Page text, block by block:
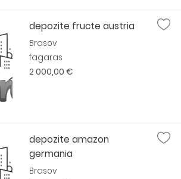
depozite fructe austria
Brasov
fagaras
2 000,00 €
depozite amazon
germania
Brasov